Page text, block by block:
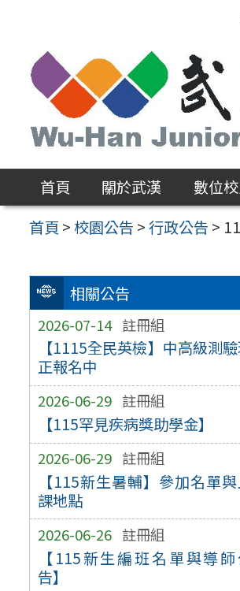
區
首頁 關於武漢 數位
首頁 >校園公告 >行政公告 >
相關公告
2026-07-14 註冊組
【1115全民英檢】中高級測
正報名中
2026-06-29 註冊組
【115罕見疾病獎助學金】
2026-06-29 註冊組
【115新生暑輔】參加名單
課地點
2026-06-26 註冊組
【115新生編班名單與導
告】